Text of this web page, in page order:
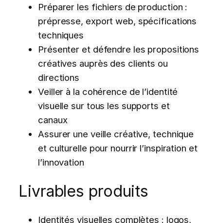
Préparer les fichiers de production :
prépresse, export web, spécifications
techniques
Présenter et défendre les propositions
créatives auprès des clients ou
directions
Veiller à la cohérence de l’identité
visuelle sur tous les supports et
canaux
Assurer une veille créative, technique
et culturelle pour nourrir l’inspiration et
l’innovation
Livrables produits
Identités visuelles complètes : logos,